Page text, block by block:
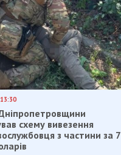
схему вивезення
з частини за 7